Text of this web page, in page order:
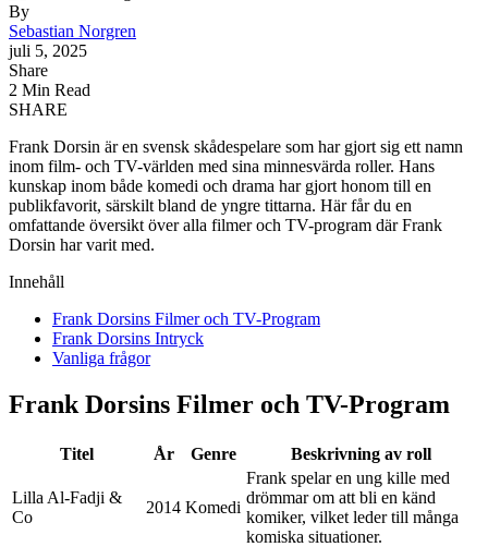
By
Sebastian Norgren
juli 5, 2025
Share
2 Min Read
SHARE
Frank Dorsin är en svensk skådespelare som har gjort sig ett namn
inom film- och TV-världen med sina minnesvärda roller. Hans
kunskap inom både komedi och drama har gjort honom till en
publikfavorit, särskilt bland de yngre tittarna. Här får du en
omfattande översikt över alla filmer och TV-program där Frank
Dorsin har varit med.
Innehåll
Frank Dorsins Filmer och TV-Program
Frank Dorsins Intryck
Vanliga frågor
Frank Dorsins Filmer och TV-Program
Titel År Genre Beskrivning av roll
Lilla Al-Fadji &
Co
2014 Komedi
Frank spelar en ung kille med
drömmar om att bli en känd
komiker, vilket leder till många
komiska situationer.